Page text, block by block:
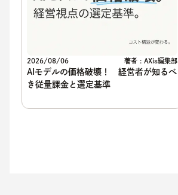
2026/08/06 著者 : AXis編集部
AIモデルの価格破壊！ 経営者が知るべ
き従量課金と選定基準